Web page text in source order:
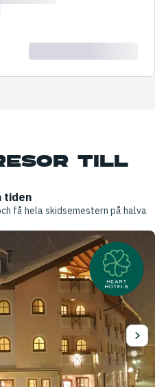
TILL
tiden
få hela skidsemestern på halva